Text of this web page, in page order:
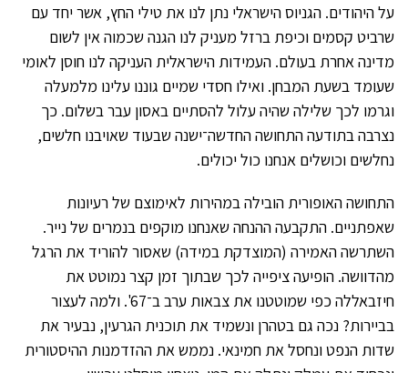
על היהודים. הגניוס הישראלי נתן לנו את טילי החץ, אשר יחד עם
שרביט קסמים וכיפת ברזל מעניק לנו הגנה שכמוה אין לשום
מדינה אחרת בעולם. העמידות הישראלית העניקה לנו חוסן לאומי
שעומד בשעת המבחן. ואילו חסדי שמיים גוננו עלינו מלמעלה
וגרמו לכך שלילה שהיה עלול להסתיים באסון עבר בשלום. כך
נצרבה בתודעה התחושה החדשה־ישנה שבעוד שאויבנו חלשים,
נחלשים וכושלים אנחנו כול יכולים.
התחושה האופורית הובילה במהירות לאימוצם של רעיונות
שאפתניים. התקבעה ההנחה שאנחנו מוקפים בנמרים של נייר.
השתרשה האמירה (המוצדקת במידה) שאסור להוריד את הרגל
מהדוושה. הופיעה ציפייה לכך שבתוך זמן קצר נמוטט את
חיזבאללה כפי שמוטטנו את צבאות ערב ב־67'. ולמה לעצור
בביירות? נכה גם בטהרן ונשמיד את תוכנית הגרעין, נבעיר את
שדות הנפט ונחסל את חמינאי. נממש את ההזדמנות ההיסטורית